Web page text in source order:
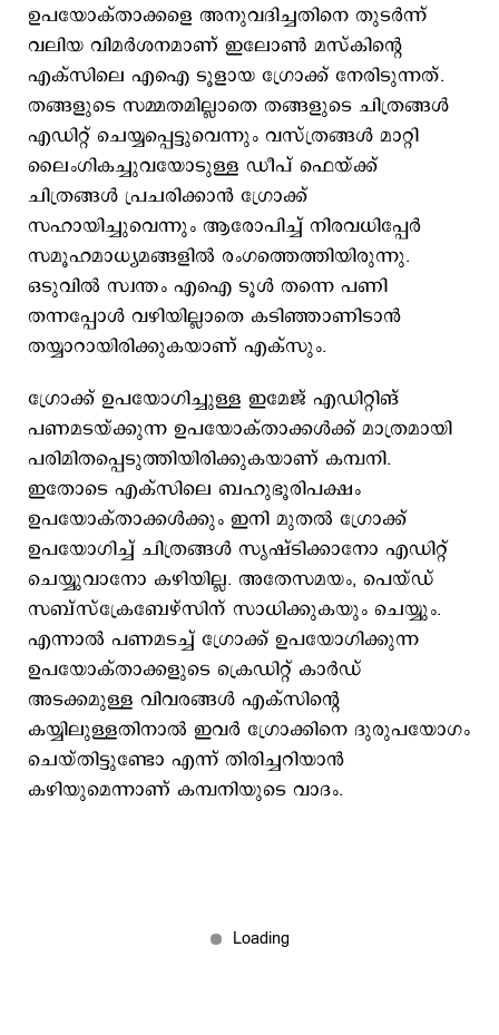
ഉപയോക്താക്കളെ അനുവദിച്ചതിനെ തുടര്‍ന്ന്
വലിയ വിമര്‍ശനമാണ് ഇലോണ്‍ മസ്കിന്‍റെ
എക്സിലെ എഐ ടൂളായ ഗ്രോക്ക് നേരിടുന്നത്.
തങ്ങളുടെ സമ്മതമില്ലാതെ തങ്ങളുടെ ചിത്രങ്ങള്‍
എഡിറ്റ് ചെയ്യപ്പെട്ടുവെന്നും വസ്ത്രങ്ങള്‍ മാറ്റി
ലൈംഗികച്ചുവയോടുള്ള ഡീപ് ഫെയ്ക്ക്
ചിത്രങ്ങള്‍ പ്രചരിക്കാന്‍ ഗ്രോക്ക്
സഹായിച്ചുവെന്നും ആരോപിച്ച് നിരവധിപ്പേര്‍
സമൂഹമാധ്യമങ്ങളില്‍ രംഗത്തെത്തിയിരുന്നു.
ഒടുവില്‍ സ്വന്തം എഐ ടൂള്‍‌ തന്നെ പണി
തന്നപ്പോള്‍ വഴിയില്ലാതെ കടിഞ്ഞാണിടാന്‍
തയ്യാറായിരിക്കുകയാണ് എക്സും.
ഗ്രോക്ക് ഉപയോഗിച്ചുള്ള ഇമേജ് എഡിറ്റിങ്
പണമടയ്ക്കുന്ന ഉപയോക്താക്കൾക്ക് മാത്രമായി
പരിമിതപ്പെടുത്തിയിരിക്കുകയാണ് കമ്പനി.
ഇതോടെ എക്സിലെ ബഹുഭൂരിപക്ഷം
ഉപയോക്താക്കൾക്കും ഇനി മുതല്‍ ഗ്രോക്ക്
ഉപയോഗിച്ച് ചിത്രങ്ങൾ സൃഷ്ടിക്കാനോ എഡിറ്റ്
ചെയ്യുവാനോ കഴിയില്ല. അതേസമയം, പെയ്ഡ്
സബ്സ്ക്രേബേഴ്സിന് സാധിക്കുകയും ചെയ്യും.
എന്നാല്‍ പണമടച്ച് ഗ്രോക്ക് ഉപയോഗിക്കുന്ന
ഉപയോക്താക്കളുടെ ക്രെഡിറ്റ് കാർഡ്
അടക്കമുള്ള വിവരങ്ങള്‍ എക്സിന്‍റെ
കയ്യിലുള്ളതിനാല്‍ ഇവര്‍ ഗ്രോക്കിനെ ദുരുപയോഗം
ചെയ്തിട്ടുണ്ടോ എന്ന് തിരിച്ചറിയാൻ
കഴിയുമെന്നാണ് കമ്പനിയുടെ വാദം.